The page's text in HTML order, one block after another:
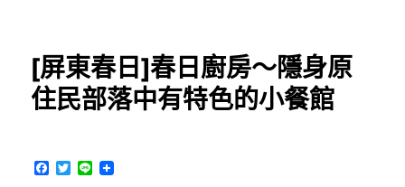
民
宿]
湛
[屏東春日]春日廚房～隱身原
住民部落中有特色的小餐館
F
T
L